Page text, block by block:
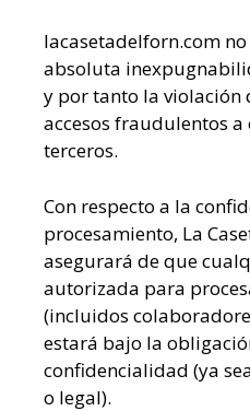
lacasetadelforn.com
absoluta
y por tanto la violación
accesos fraudulentos
terceros.
Con respecto a la
procesamiento, La
asegurará de que
autorizada para
(incluidos
estará bajo la
confidencialidad (ya
o legal).